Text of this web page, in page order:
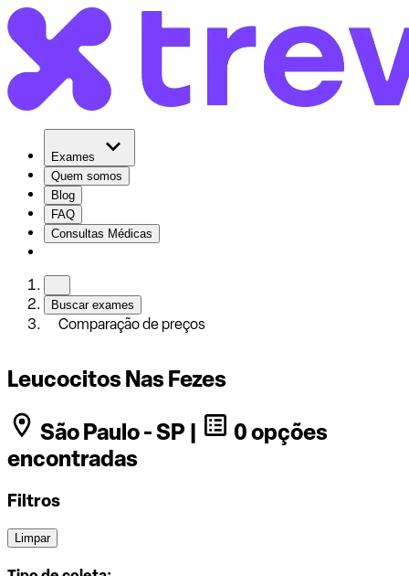
Exames
Quem somos
Blog
FAQ
Consultas Médicas
Buscar exames
Comparação de preços
Leucocitos Nas Fezes
São Paulo - SP |
0 opções
encontradas
Filtros
Limpar